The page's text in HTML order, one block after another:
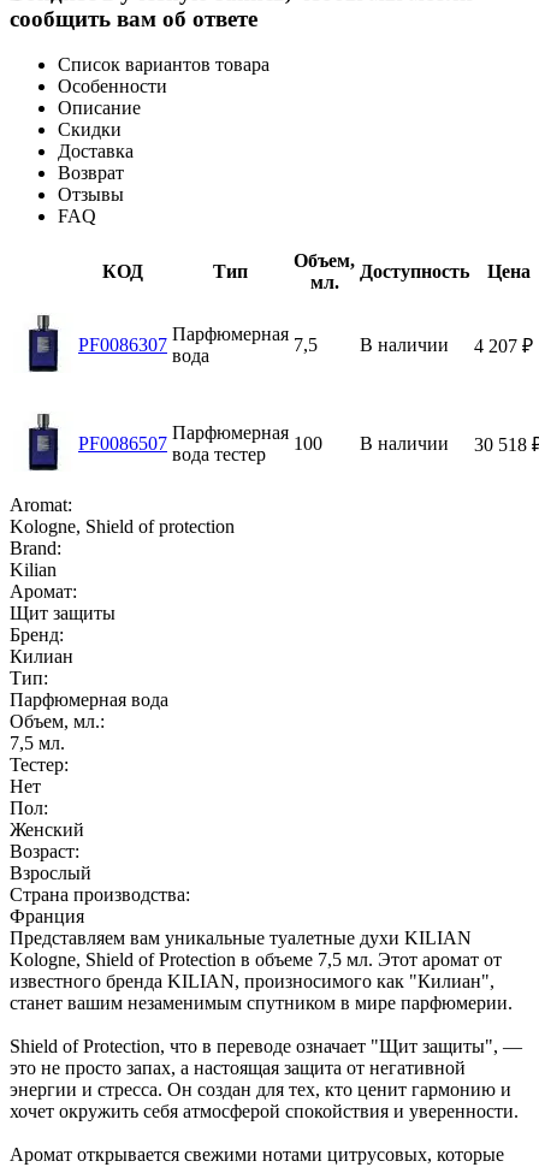
сообщить вам об ответе
Список вариантов товара
Особенности
Описание
Скидки
Доставка
Возврат
Отзывы
FAQ
КОД Тип
Объем,
мл.
Доступность Цена
PF0086307
Парфюмерная
вода
7,5 В наличии 4 207 ₽
PF0086507
Парфюмерная
вода тестер
100 В наличии 30 518
Aromat:
Kologne, Shield of protection
Brand:
Kilian
Аромат:
Щит защиты
Бренд:
Килиан
Тип:
Парфюмерная вода
Объем, мл.:
7,5 мл.
Тестер:
Нет
Пол:
Женский
Возраст:
Взрослый
Страна производства:
Франция
Представляем вам уникальные туалетные духи KILIAN
Kologne, Shield of Protection в объеме 7,5 мл. Этот аромат от
известного бренда KILIAN, произносимого как "Килиан",
станет вашим незаменимым спутником в мире парфюмерии.
Shield of Protection, что в переводе означает "Щит защиты", —
это не просто запах, а настоящая защита от негативной
энергии и стресса. Он создан для тех, кто ценит гармонию и
хочет окружить себя атмосферой спокойствия и уверенности.
Аромат открывается свежими нотами цитрусовых, которые